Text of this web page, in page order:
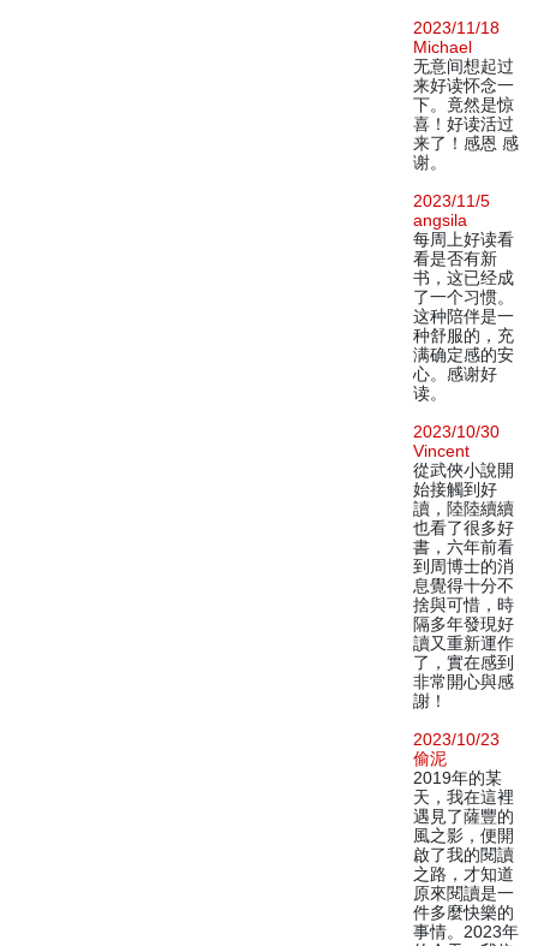
2023/11/18
Michael
无意间想起过
来好读怀念一
下。竟然是惊
喜！好读活过
来了！感恩 感
谢。
2023/11/5
angsila
每周上好读看
看是否有新
书，这已经成
了一个习惯。
这种陪伴是一
种舒服的，充
满确定感的安
心。感谢好
读。
2023/10/30
Vincent
從武俠小說開
始接觸到好
讀，陸陸續續
也看了很多好
書，六年前看
到周博士的消
息覺得十分不
捨與可惜，時
隔多年發現好
讀又重新運作
了，實在感到
非常開心與感
謝！
2023/10/23
偷泥
2019年的某
天，我在這裡
遇見了薩豐的
風之影，便開
啟了我的閱讀
之路，才知道
原來閱讀是一
件多麼快樂的
事情。2023年